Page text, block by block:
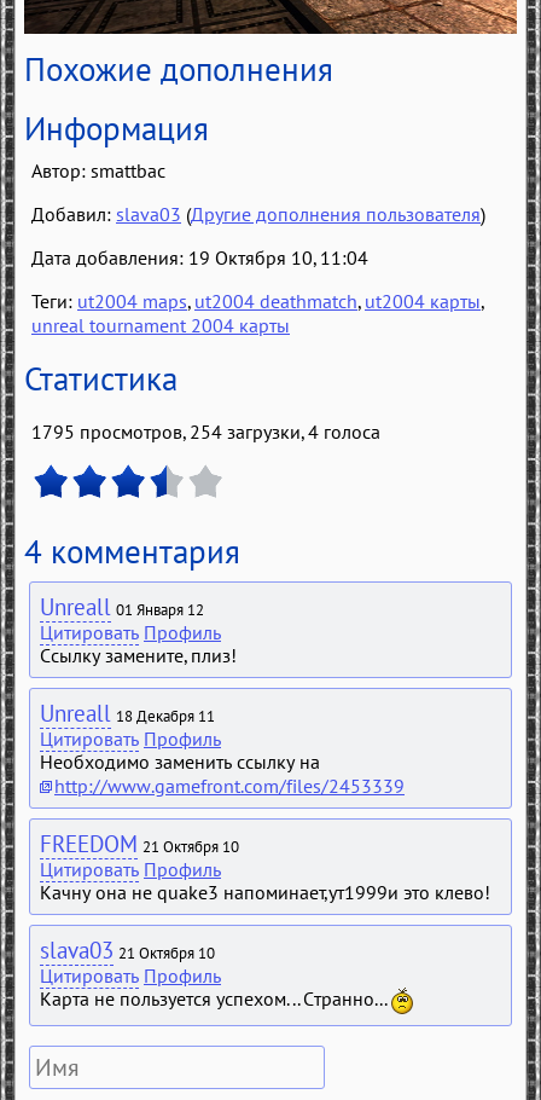
Похожие дополнения
Информация
Автор: smattbac
Добавил: slava03 (Другие дополнения пользователя)
Дата добавления: 19 Октября 10, 11:04
Теги: ut2004 maps, ut2004 deathmatch, ut2004 карты,
unreal tournament 2004 карты
Статистика
1795 просмотров, 254 загрузки,4 голоса
4 комментария
Unreall 01 Января 12
Цитировать Профиль
Ссылку замените, плиз!
Unreall 18 Декабря 11
Цитировать Профиль
Необходимо заменить ссылку на
http://www.gamefront.com/files/2453339
FREEDOM 21 Октября 10
Цитировать Профиль
Качну она не quake3 напоминает,ут1999и это клево!
slava03 21 Октября 10
Цитировать Профиль
Карта не пользуется успехом... Странно...